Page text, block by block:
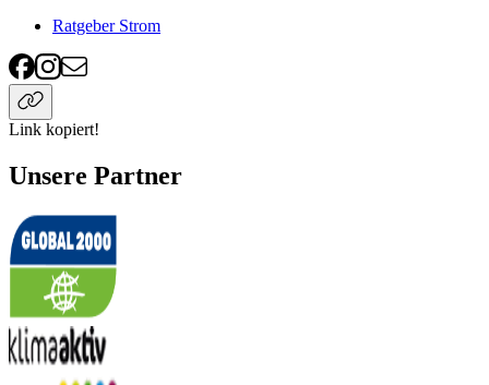
Ratgeber Strom
Link kopiert!
Unsere Partner